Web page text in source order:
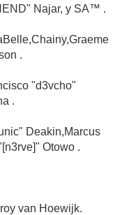
Najar, y SA™ .
.
"d3vcho"
.
Deakin,Marcus
Otowo .
van Hoewijk.